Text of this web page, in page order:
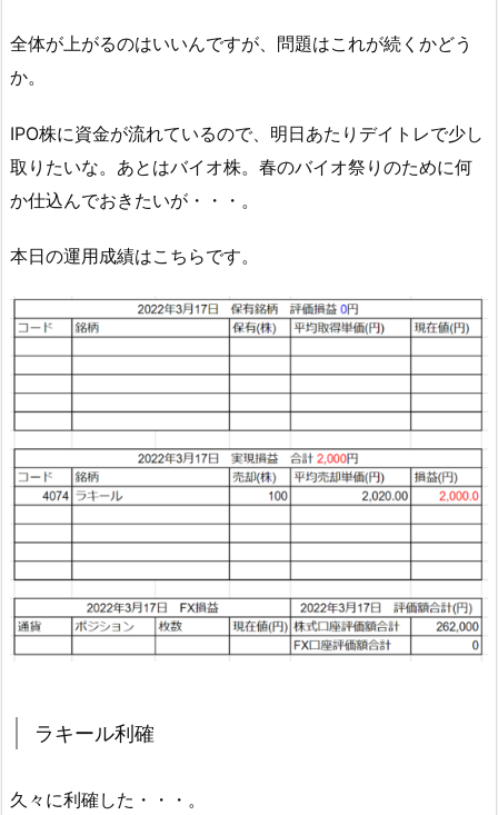
全体が上がるのはいいんですが、問題はこれが続くかどう
か。
IPO株に資金が流れているので、明日あたりデイトレで少し
取りたいな。あとはバイオ株。春のバイオ祭りのために何
か仕込んでおきたいが・・・。
本日の運用成績はこちらです。
ラキール利確
久々に利確した・・・。